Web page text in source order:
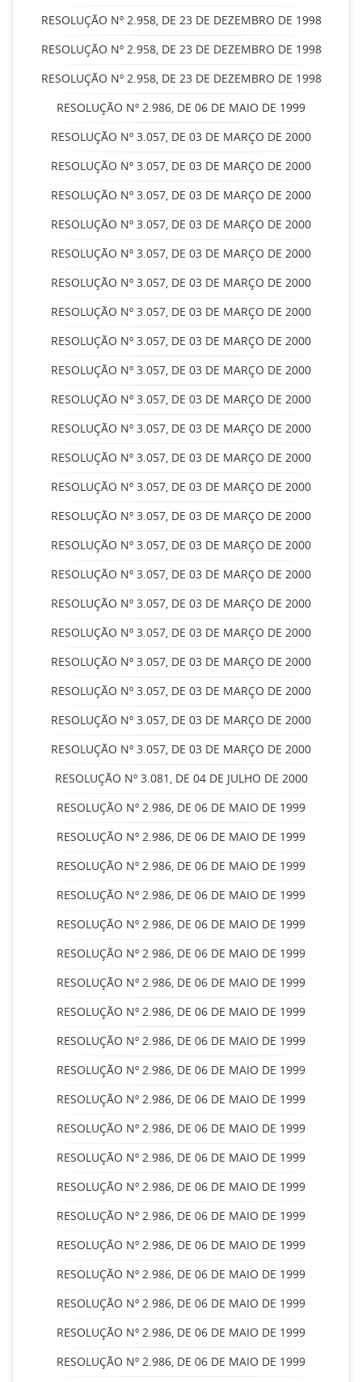
RESOLUÇÃO Nº 2.958, DE 23 DE DEZEMBRO DE 1998
RESOLUÇÃO Nº 2.958, DE 23 DE DEZEMBRO DE 1998
RESOLUÇÃO Nº 2.958, DE 23 DE DEZEMBRO DE 1998
RESOLUÇÃO Nº 2.986, DE 06 DE MAIO DE 1999
RESOLUÇÃO Nº 3.057, DE 03 DE MARÇO DE 2000
RESOLUÇÃO Nº 3.057, DE 03 DE MARÇO DE 2000
RESOLUÇÃO Nº 3.057, DE 03 DE MARÇO DE 2000
RESOLUÇÃO Nº 3.057, DE 03 DE MARÇO DE 2000
RESOLUÇÃO Nº 3.057, DE 03 DE MARÇO DE 2000
RESOLUÇÃO Nº 3.057, DE 03 DE MARÇO DE 2000
RESOLUÇÃO Nº 3.057, DE 03 DE MARÇO DE 2000
RESOLUÇÃO Nº 3.057, DE 03 DE MARÇO DE 2000
RESOLUÇÃO Nº 3.057, DE 03 DE MARÇO DE 2000
RESOLUÇÃO Nº 3.057, DE 03 DE MARÇO DE 2000
RESOLUÇÃO Nº 3.057, DE 03 DE MARÇO DE 2000
RESOLUÇÃO Nº 3.057, DE 03 DE MARÇO DE 2000
RESOLUÇÃO Nº 3.057, DE 03 DE MARÇO DE 2000
RESOLUÇÃO Nº 3.057, DE 03 DE MARÇO DE 2000
RESOLUÇÃO Nº 3.057, DE 03 DE MARÇO DE 2000
RESOLUÇÃO Nº 3.057, DE 03 DE MARÇO DE 2000
RESOLUÇÃO Nº 3.057, DE 03 DE MARÇO DE 2000
RESOLUÇÃO Nº 3.057, DE 03 DE MARÇO DE 2000
RESOLUÇÃO Nº 3.057, DE 03 DE MARÇO DE 2000
RESOLUÇÃO Nº 3.057, DE 03 DE MARÇO DE 2000
RESOLUÇÃO Nº 3.057, DE 03 DE MARÇO DE 2000
RESOLUÇÃO Nº 3.057, DE 03 DE MARÇO DE 2000
RESOLUÇÃO Nº 3.081, DE 04 DE JULHO DE 2000
RESOLUÇÃO Nº 2.986, DE 06 DE MAIO DE 1999
RESOLUÇÃO Nº 2.986, DE 06 DE MAIO DE 1999
RESOLUÇÃO Nº 2.986, DE 06 DE MAIO DE 1999
RESOLUÇÃO Nº 2.986, DE 06 DE MAIO DE 1999
RESOLUÇÃO Nº 2.986, DE 06 DE MAIO DE 1999
RESOLUÇÃO Nº 2.986, DE 06 DE MAIO DE 1999
RESOLUÇÃO Nº 2.986, DE 06 DE MAIO DE 1999
RESOLUÇÃO Nº 2.986, DE 06 DE MAIO DE 1999
RESOLUÇÃO Nº 2.986, DE 06 DE MAIO DE 1999
RESOLUÇÃO Nº 2.986, DE 06 DE MAIO DE 1999
RESOLUÇÃO Nº 2.986, DE 06 DE MAIO DE 1999
RESOLUÇÃO Nº 2.986, DE 06 DE MAIO DE 1999
RESOLUÇÃO Nº 2.986, DE 06 DE MAIO DE 1999
RESOLUÇÃO Nº 2.986, DE 06 DE MAIO DE 1999
RESOLUÇÃO Nº 2.986, DE 06 DE MAIO DE 1999
RESOLUÇÃO Nº 2.986, DE 06 DE MAIO DE 1999
RESOLUÇÃO Nº 2.986, DE 06 DE MAIO DE 1999
RESOLUÇÃO Nº 2.986, DE 06 DE MAIO DE 1999
RESOLUÇÃO Nº 2.986, DE 06 DE MAIO DE 1999
RESOLUÇÃO Nº 2.986, DE 06 DE MAIO DE 1999